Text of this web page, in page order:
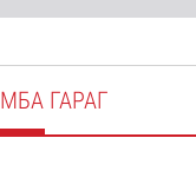
МБА ГАРАГ